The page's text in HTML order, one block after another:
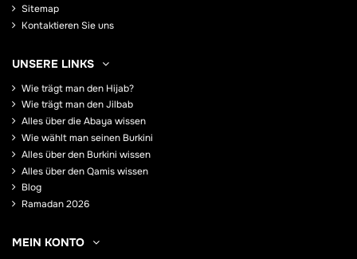
Sitemap
Kontaktieren Sie uns
UNSERE LINKS
Wie trägt man den Hijab?
Wie trägt man den Jilbab
Alles über die Abaya wissen
Wie wählt man seinen Burkini
Alles über den Burkini wissen
Alles über den Qamis wissen
Blog
Ramadan 2026
MEIN KONTO